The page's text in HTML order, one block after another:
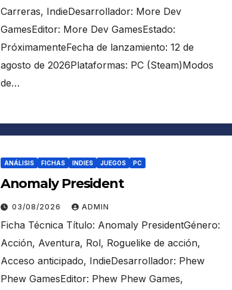
Carreras, IndieDesarrollador: More Dev
GamesEditor: More Dev GamesEstado:
PróximamenteFecha de lanzamiento: 12 de
agosto de 2026Plataformas: PC (Steam)Modos
de…
ANÁLISIS FICHAS INDIES JUEGOS PC
Anomaly President
03/08/2026 ADMIN
Ficha Técnica Título: Anomaly PresidentGénero:
Acción, Aventura, Rol, Roguelike de acción,
Acceso anticipado, IndieDesarrollador: Phew
Phew GamesEditor: Phew Phew Games,